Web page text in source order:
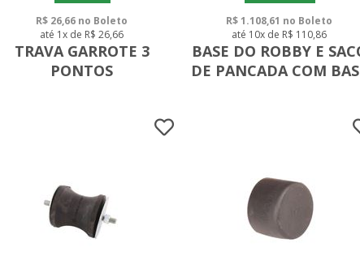
R$ 26,66 no Boleto
até 1x de R$ 26,66
TRAVA GARROTE 3
PONTOS
R$ 1.108,61 no Boleto
até 10x de R$ 110,86
BASE DO ROBBY E
DE PANCADA COM